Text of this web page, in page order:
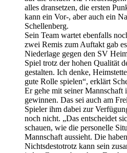
alles dransetzen, die ersten
kann ein Vor-, aber auch ein
Schellenberg.
Sein Team wartet ebenfalls
zwei Remis zum Auftakt gab
Niederlage gegen den SV
Spiel trotz der hohen Qualität
gestalten. Ich denke,
gute Rolle spielen“, erklärt
Er gehe mit seiner Mannschaft
gewinnen. Das sei auch am
Spieler ihm dabei zur
noch nicht. „Das entscheidet
schauen, wie die personelle
Mannschaft aussieht. Die
Nichtsdestotrotz kann sein